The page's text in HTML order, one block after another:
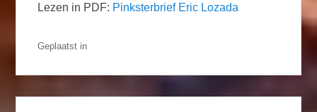
Lezen in PDF: Pinksterbrief Eric Lozada
Geplaatst in